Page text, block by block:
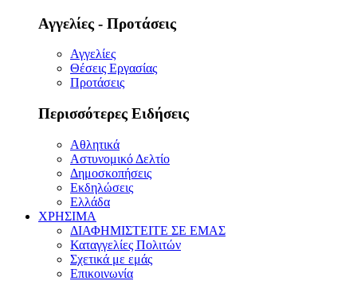
Αγγελίες - Προτάσεις
Αγγελίες
Θέσεις Εργασίας
Προτάσεις
Περισσότερες Ειδήσεις
Αθλητικά
Αστυνομικό Δελτίο
Δημοσκοπήσεις
Εκδηλώσεις
Ελλάδα
ΧΡΗΣΙΜΑ
ΔΙΑΦΗΜΙΣΤΕΙΤΕ ΣΕ ΕΜΑΣ
Καταγγελίες Πολιτών
Σχετικά με εμάς
Επικοινωνία